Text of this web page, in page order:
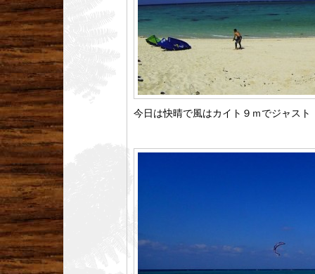
今日は快晴で風はカイト９ｍでジャスト